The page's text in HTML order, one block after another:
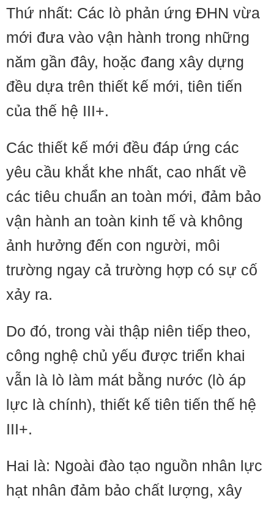
Thứ nhất: Các lò phản ứng ĐHN vừa
mới đưa vào vận hành trong những
năm gần đây, hoặc đang xây dựng
đều dựa trên thiết kế mới, tiên tiến
của thế hệ III+.
Các thiết kế mới đều đáp ứng các
yêu cầu khắt khe nhất, cao nhất về
các tiêu chuẩn an toàn mới, đảm bảo
vận hành an toàn kinh tế và không
ảnh hưởng đến con người, môi
trường ngay cả trường hợp có sự cố
xảy ra.
Do đó, trong vài thập niên tiếp theo,
công nghệ chủ yếu được triển khai
vẫn là lò làm mát bằng nước (lò áp
lực là chính), thiết kế tiên tiến thế hệ
III+.
Hai là: Ngoài đào tạo nguồn nhân lực
hạt nhân đảm bảo chất lượng, xây